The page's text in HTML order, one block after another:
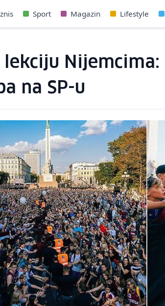
Sport Magazin Lifestyle
Nijemcima:
na SP-u